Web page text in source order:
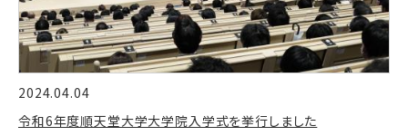
2024.04.04
令和6年度順天堂大学大学院入学式を挙行しました